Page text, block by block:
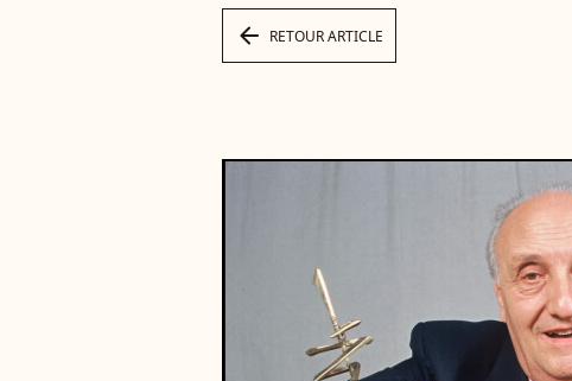
arrow_left RETOUR ARTICLE